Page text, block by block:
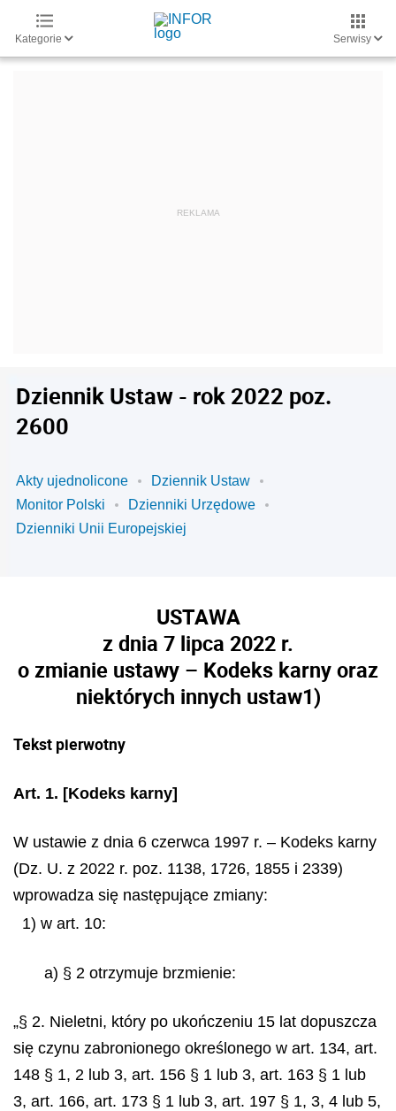
Kategorie Serwisy
Dziennik Ustaw - rok 2022 poz.
2600
Akty ujednolicone
Dziennik Ustaw
Monitor Polski
Dzienniki Urzędowe
Dzienniki Unii Europejskiej
USTAWA
z dnia 7 lipca 2022 r.
o zmianie ustawy – Kodeks karny oraz
niektórych innych ustaw1)
Tekst pierwotny
Art. 1. [Kodeks karny]
W ustawie z dnia 6 czerwca 1997 r. – Kodeks karny
(Dz. U. z 2022 r. poz. 1138, 1726, 1855 i 2339)
wprowadza się następujące zmiany:
1) w art. 10:
a) § 2 otrzymuje brzmienie:
„§ 2. Nieletni, który po ukończeniu 15 lat dopuszcza
się czynu zabronionego określonego w art. 134, art.
148 § 1, 2 lub 3, art. 156 § 1 lub 3, art. 163 § 1 lub
3, art. 166, art. 173 § 1 lub 3, art. 197 § 1, 3, 4 lub 5,